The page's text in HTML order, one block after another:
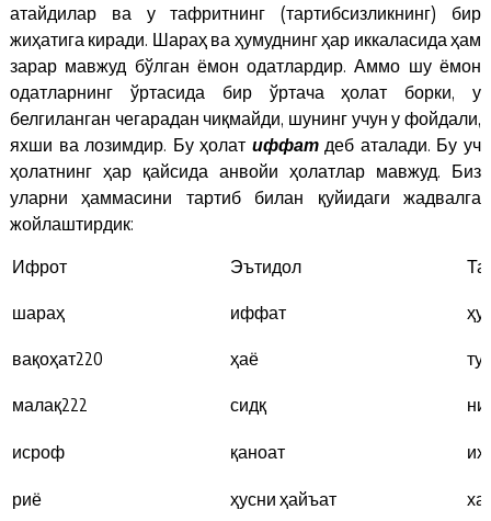
атайдилар ва у тафритнинг (тартибсизликнинг) бир
жиҳатига киради. Шараҳ ва ҳумуднинг ҳар иккаласида ҳам
зарар мавжуд бўлган ёмон одатлардир. Аммо шу ёмон
одатларнинг ўртасида бир ўртача ҳолат борки, у
белгиланган чегарадан чиқмайди, шунинг учун у фойдали,
яхши ва лозимдир. Бу ҳолат иффатдеб аталади. Бу уч
ҳолатнинг ҳар қайсида анвойи ҳолатлар мавжуд. Биз
уларни ҳаммасини тартиб билан қуйидаги жадвалга
жойлаштирдик:
Ифрот
Эътидол
шараҳ иффат
вақоҳат220 ҳаё
малақ222 сидқ
исроф қаноат
риё ҳусни ҳайъат